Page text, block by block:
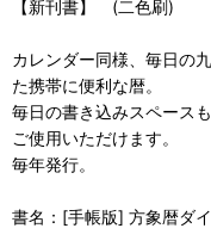
【新刊書】 (二色刷)
カレンダー同様、毎日の
た携帯に便利な暦。
毎日の書き込みスペース
ご使用いただけます。
毎年発行。
書名：[手帳版] 方象暦ダ